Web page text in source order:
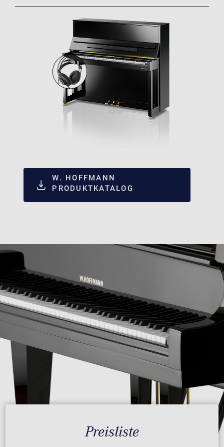
W. HOFFMANN
PRODUKTKATALOG
Preisliste